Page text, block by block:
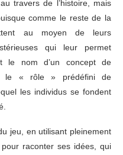
travers de l’histoire, mais
comme le reste de la
au moyen de leurs
qui leur permet
le nom d’un concept de
le « rôle » prédéfini de
les individus se fondent
jeu, en utilisant pleinement
raconter ses idées, qui